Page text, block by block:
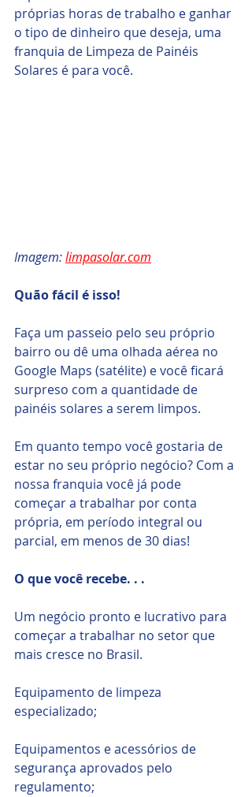
próprias horas de trabalho e ganhar
o tipo de dinheiro que deseja, uma
franquia de Limpeza de Painéis
Solares é para você.
Imagem: limpasolar.com
Quão fácil é isso!
Faça um passeio pelo seu próprio
bairro ou dê uma olhada aérea no
Google Maps (satélite) e você ficará
surpreso com a quantidade de
painéis solares a serem limpos.
Em quanto tempo você gostaria de
estar no seu próprio negócio? Com a
nossa franquia você já pode
começar a trabalhar por conta
própria, em período integral ou
parcial, em menos de 30 dias!
O que você recebe. . .
Um negócio pronto e lucrativo para
começar a trabalhar no setor que
mais cresce no Brasil.
Equipamento de limpeza
especializado;
Equipamentos e acessórios de
segurança aprovados pelo
regulamento;